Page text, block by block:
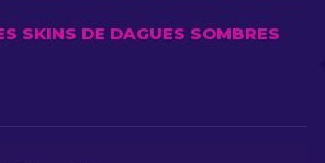
SKINS DE DAGUES SOMBRES